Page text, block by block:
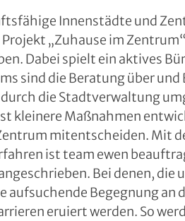
Innenstädte und
„Zuhause im
Dabei spielt ein aktives
sind die Beratung über
die Stadtverwaltung
kleinere Maßnahmen
mitentscheiden. Mit
ist team ewen
Bei denen, die
Begegnung an
eruiert werden. So